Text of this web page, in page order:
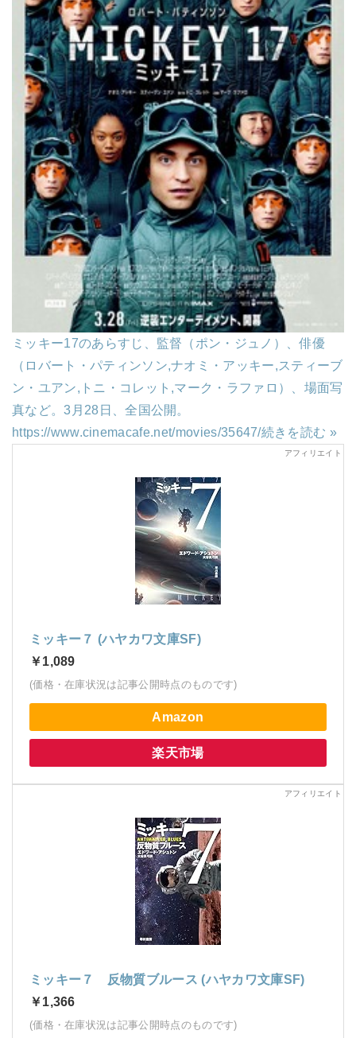
ミッキー17のあらすじ、監督（ポン・ジュノ）、俳優
（ロバート・パティンソン,ナオミ・アッキー,スティーブ
ン・ユアン,トニ・コレット,マーク・ラファロ）、場面写
真など。3月28日、全国公開。
https://www.cinemacafe.net/movies/35647/続きを読む »
ミッキー７ (ハヤカワ文庫SF)
￥1,089
(価格・在庫状況は記事公開時点のものです)
Amazon
楽天市場
ミッキー７ 反物質ブルース (ハヤカワ文庫SF)
￥1,366
(価格・在庫状況は記事公開時点のものです)